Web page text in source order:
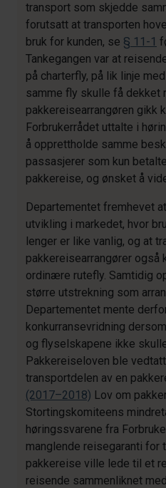
transport som skjedde
forutsatt at transporten
bruk for kunden, se § 11-1
Tankegangen var at
på charterfly, på lik linje
samme fly skulle få dekket
pakkereisearrangøren gikk
Forbrukerrådet uttalte i
å opprettholde samme
passasjerer som kun
pakkereise, og ønsket å
Departementet fremhevet
utvikling i markedet, hvor
lenger er like vanlig, og at
pakkereisearrangører også
ordinære rutefly. Samtidig
større utstrekning som
Departementet mente
konkurransevridning
og flyselskapene ikke
Pakkereiseloven ble
transportdelen av en
(2017–2018) Lov om
Stortingskomiteens
høringssvarene fra
manglende reisegaranti for
pakkereise ville lede til et
reisende sammenliknet